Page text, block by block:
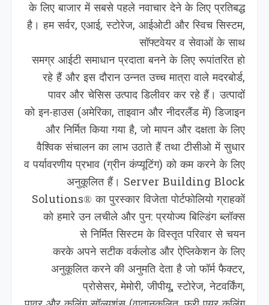
के लिए बाजार में सबसे पहले नवाचार देने के लिए प्रतिबद्ध
है। हम सर्वर, एआई, स्टोरेज, आईओटी और स्विच सिस्टम,
सॉफ्टवेयर व सेवाओं के साथ
समग्र आईटी समाधान प्रदाता बनने के लिए रूपांतर‍ित हो
रहे हैं और इस दौरान उन्नत उच्च मात्रा वाले मदरबोर्ड,
पावर और चेसिस उत्पाद ड‍िलीवर कर रहे हैं। उत्पादों
को इन-हाउस (अमेरिका, ताइवान और नीदरलैंड में) डिजाइन
और निर्मित किया गया है, जो मापन और दक्षता के लिए
वैश्विक संचालन का लाभ उठाते हैं तथा टीसीओ में सुधार
व पर्यावरणीय प्रभाव (ग्रीन कंप्यूटिंग) को कम करने के लिए
अनुकूलित हैं। Server Building Block
Solutions® का पुरस्कार विजेता पोर्टफोलियो ग्राहकों
को हमारे उन लचीले और पुन: प्रयोज्य बिल्डिंग ब्लॉक्स
से निर्मित सिस्टम के विस्‍तृत परिवार से चयन
करके अपने सटीक व‍र्कलोड और ऐप्लिकेशन के लिए
अनुकूलित करने की अनुमति देता है जो फॉर्म फैक्टर,
प्रोसेसर, मेमोरी, जीपीयू, स्टोरेज, नेटवर्किंग,